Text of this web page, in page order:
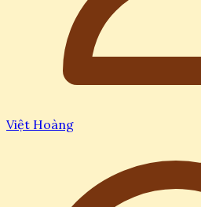
Việt Hoàng